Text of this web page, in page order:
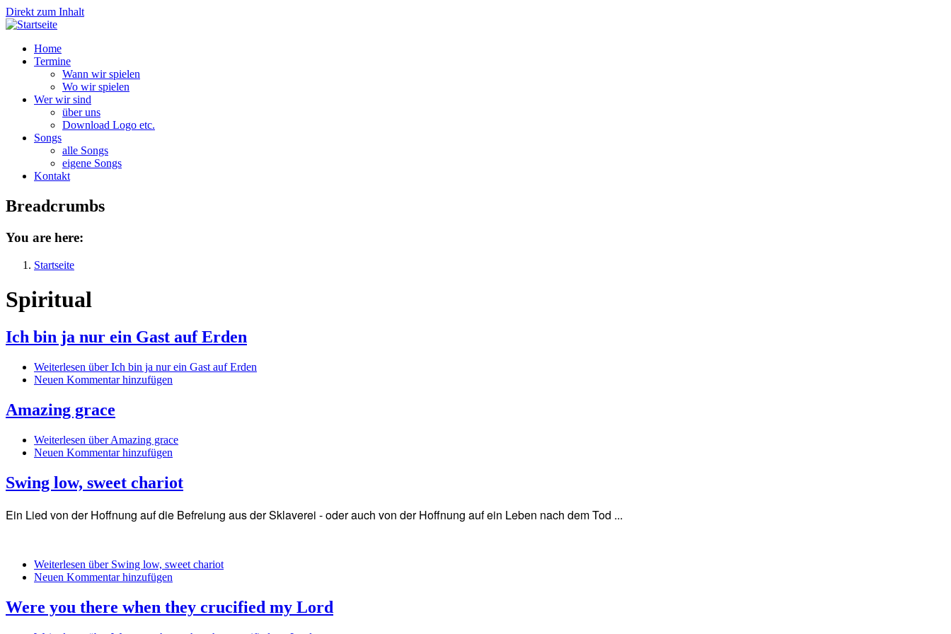
Direkt zum Inhalt
Home
Termine
Wann wir spielen
Wo wir spielen
Wer wir sind
über uns
Download Logo etc.
Songs
alle Songs
eigene Songs
Kontakt
Breadcrumbs
You are here:
Startseite
Spiritual
Ich bin ja nur ein Gast auf Erden
Weiterlesen über Ich bin ja nur ein Gast auf Erden
Neuen Kommentar hinzufügen
Amazing grace
Weiterlesen über Amazing grace
Neuen Kommentar hinzufügen
Swing low, sweet chariot
Ein Lied von der Hoffnung auf die Befreiung aus der Sklaverei - oder auch von der Hoffnung auf ein Leben nach dem Tod ...
Weiterlesen über Swing low, sweet chariot
Neuen Kommentar hinzufügen
Were you there when they crucified my Lord